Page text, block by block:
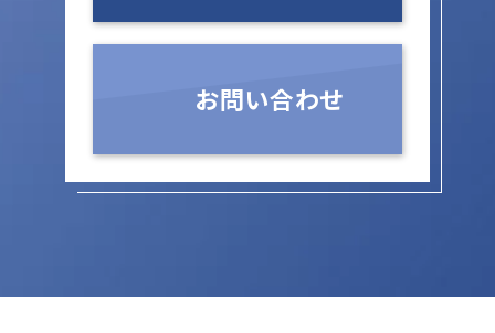
お問い合わせ